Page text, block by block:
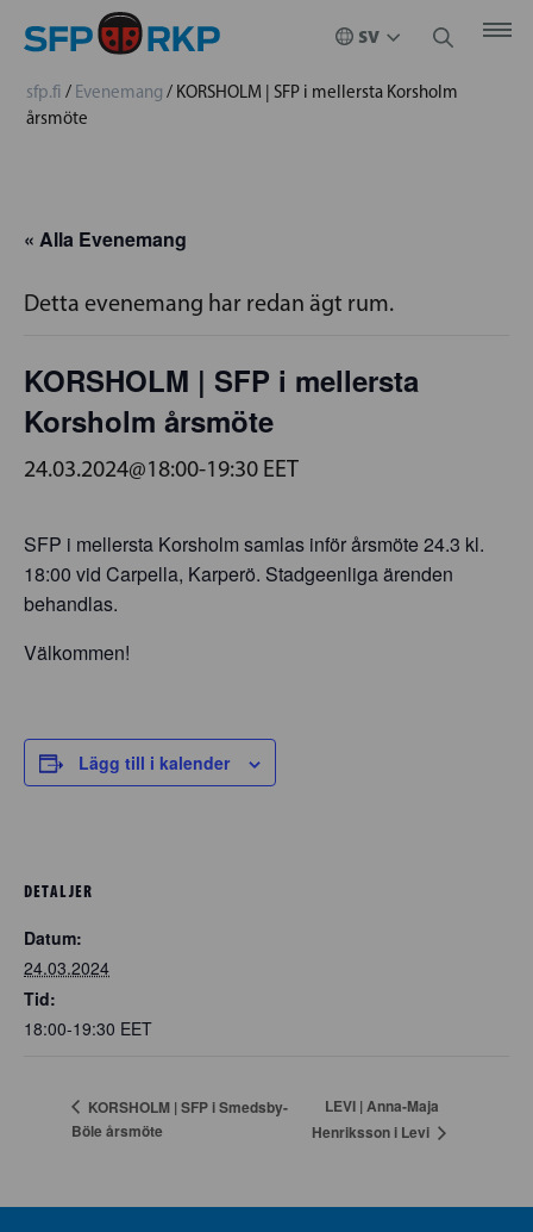
sfp.fi / Evenemang / KORSHOLM | SFP i mellersta Korsholm
årsmöte
« Alla Evenemang
Detta evenemang har redan ägt rum.
KORSHOLM | SFP i mellersta
Korsholm årsmöte
24.03.2024@18:00-19:30 EET
SFP i mellersta Korsholm samlas inför årsmöte 24.3 kl.
18:00 vid Carpella, Karperö. Stadgeenliga ärenden
behandlas.
Välkommen!
Lägg till i kalender
DETALJER
Datum:
24.03.2024
Tid:
18:00-19:30 EET
KORSHOLM | SFP i Smedsby-
Böle årsmöte
LEVI | Anna-Maja
Henriksson i Levi